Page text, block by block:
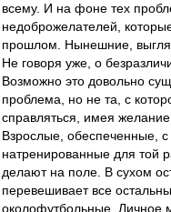
всему. И на фоне тех
недоброжелателей,
прошлом. Нынешние,
Не говоря уже, о
Возможно это довольно
проблема, но не та, с
справляться, имея желание
Взрослые, обеспеченные, с
натренированные для той
делают на поле. В сухом
перевешивает все
околофутбольные. Личное